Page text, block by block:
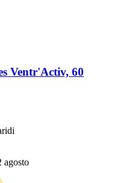
Ventr'Activ, 60
agosto